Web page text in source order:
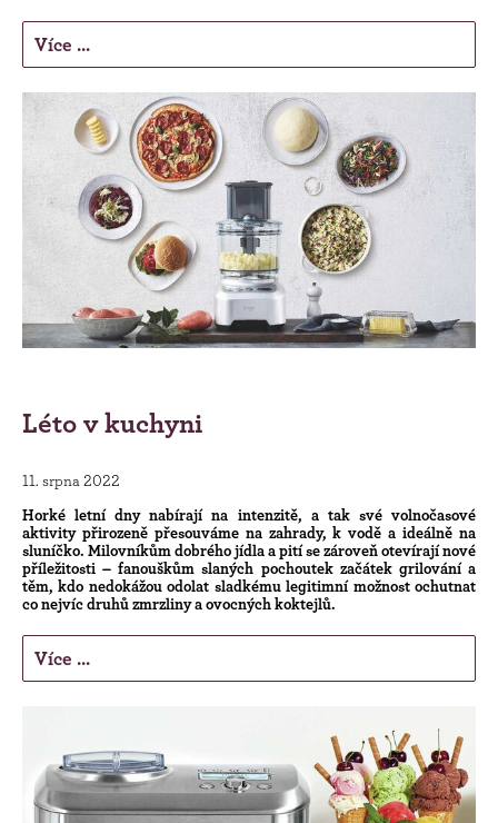
Více ...
Léto v kuchyni
11. srpna 2022
Horké letní dny nabírají na intenzitě, a tak své volnočasové
aktivity přirozeně přesouváme na zahrady, k vodě a ideálně na
sluníčko. Milovníkům dobrého jídla a pití se zároveň otevírají nové
příležitosti – fanouškům slaných pochoutek začátek grilování a
těm, kdo nedokážou odolat sladkému legitimní možnost ochutnat
co nejvíc druhů zmrzliny a ovocných koktejlů.
Více ...